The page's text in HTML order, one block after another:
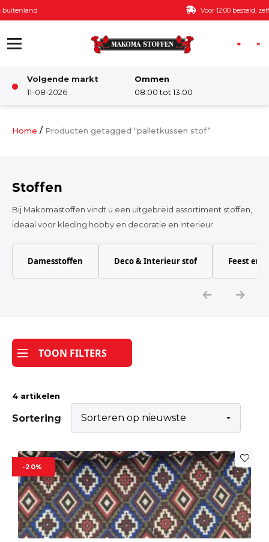
Ga naar de inhoud Voor 12:00 besteld, zelfde dag verzonden
Volgende markt
11-08-2026
Ommen
08:00 tot 13:00
Damesstoffen
Katoen
Tijdpakker stof
Home / Producten getagged “palletkussen stof”
Stoffen
Bij Makomastoffen vindt u een uitgebreid assortiment stoffen,
ideaal voor kleding hobby en decoratie en interieur
Damesstoffen Deco & Interieur stof Feest en
TOON FILTERS
4 artikelen
Sortering
-20%